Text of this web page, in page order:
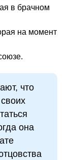
в брачном
на момент
что
она